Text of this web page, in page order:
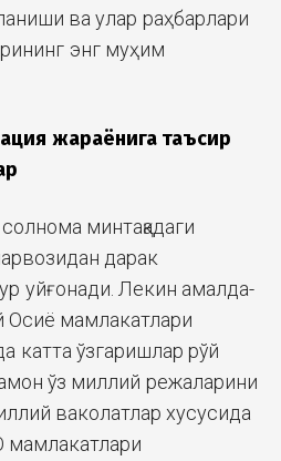
ва улар раҳбарлари
энг муҳим
жараёнига таъсир
минтақадаги
дарак
уйғонади. Лекин амалда-
Осиё мамлакатлари
катта ўзгаришлар рўй
ўз миллий режаларини
ваколатлар хусусида
мамлакатлари